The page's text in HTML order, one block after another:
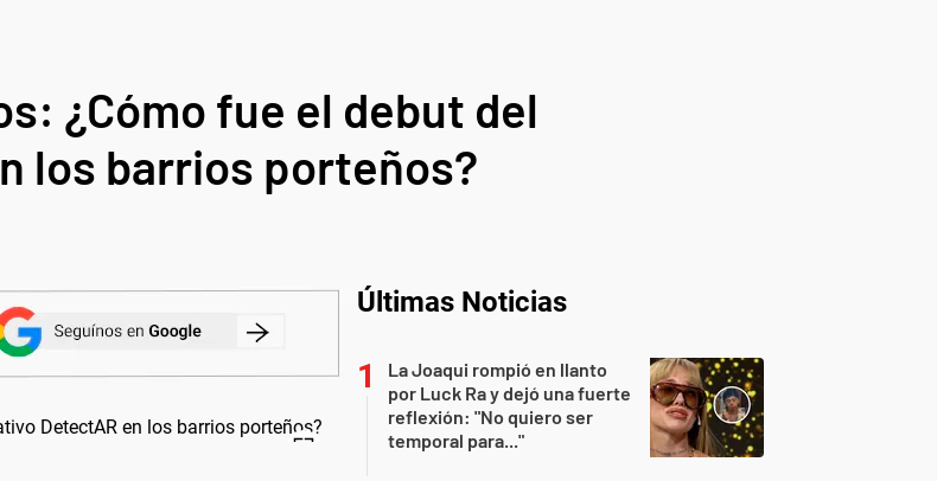
¿Cómo fue el debut del
los barrios porteños?
Últimas Noticias
La Joaqui rompió en llanto
por Luck Ra y dejó una fuerte
reflexión: "No quiero ser
temporal para..."